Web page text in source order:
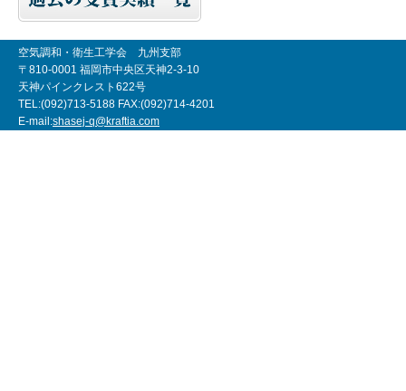
空気調和・衛生工学会 九州支部
〒810-0001 福岡市中央区天神2-3-10
天神パインクレスト622号
TEL:(092)713-5188 FAX:(092)714-4201
E-mail:shasej-q@kraftia.com